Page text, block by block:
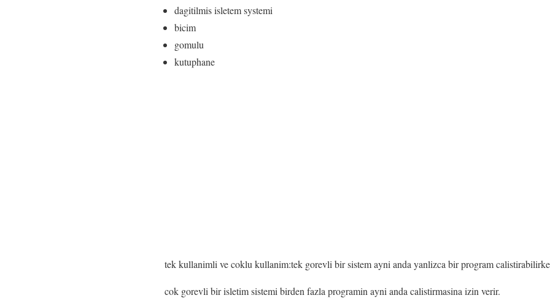
dagitilmis isletem systemi
bicim
gomulu
kutuphane
tek kullanimli ve coklu kullanim:tek gorevli bir sistem ayni anda yanlizca bir program
cok gorevli bir isletim sistemi birden fazla programin ayni anda calistirmasina izin verir.